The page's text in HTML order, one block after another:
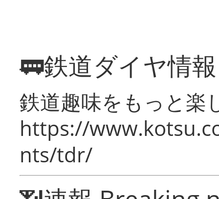
🚃鉄道ダイヤ情
鉄道趣味をもっと楽
https://
nts/tdr/